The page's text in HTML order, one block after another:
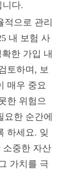
니다.
적으로 관리
내 보험 사
한 가입 내
토하며, 보
매우 중요
한 위험으
요한 순간에
하세요. 잊
소중한 자산
가치를 극